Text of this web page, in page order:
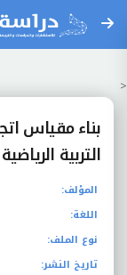
<
بناء مقياس
التربية الرياضية
المؤلف:
اللغة:
نوع الملف:
تاريخ النشر: